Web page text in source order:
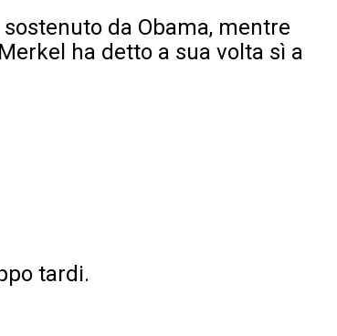
da Obama, mentre
ha detto a sua volta sì a
tardi.